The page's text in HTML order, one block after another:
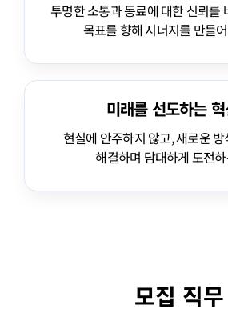
투명한 소통과 동료에 대한 신뢰를
목표를 향해 시너지를 만들
미래를 선도하는
현실에 안주하지 않고, 새로운
해결하며 담대하게 도전
모집 직무